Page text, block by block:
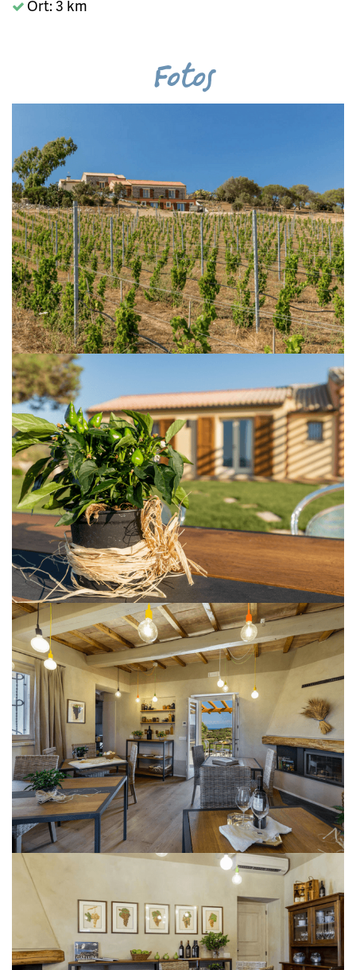
Ort: 3 km
Fotos